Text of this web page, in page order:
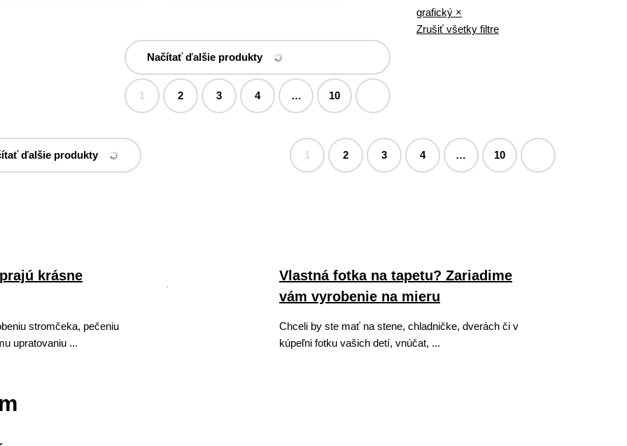
grafický ×
Zrušiť všetky filtre
Načítať ďalšie produkty
1 2 3 4 … 10
ďalšie produkty 1 2 3 4 … 10
krásne
stromčeka, pečeniu
upratovaniu ...
Vlastná fotka na tapetu? Zariadime
vám vyrobenie na mieru
Chceli by ste mať na stene, chladničke, dverách či v
kúpeľni fotku vašich detí, vnúčat, ...